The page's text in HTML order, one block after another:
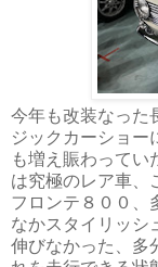
今年も改装なった
ジックカーショー
も増え賑わってい
は究極のレア車、
フロンテ８００、
なかスタイリッシ
伸びなかった、多